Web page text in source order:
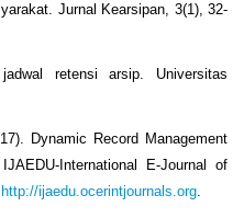
Jurnal Kearsipan, 3(1), 32-
retensi arsip. Universitas
Dynamic Record Management
International E-Journal of
http://ijaedu.ocerintjournals.org.